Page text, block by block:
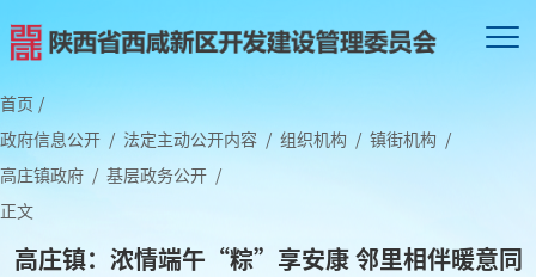
首页 /
政府信息公开 / 法定主动公开内容 / 组织机构 / 镇街机构 /
高庄镇政府 / 基层政务公开 /
正文
高庄镇：浓情端午“粽”享安康 邻里相伴暖意同